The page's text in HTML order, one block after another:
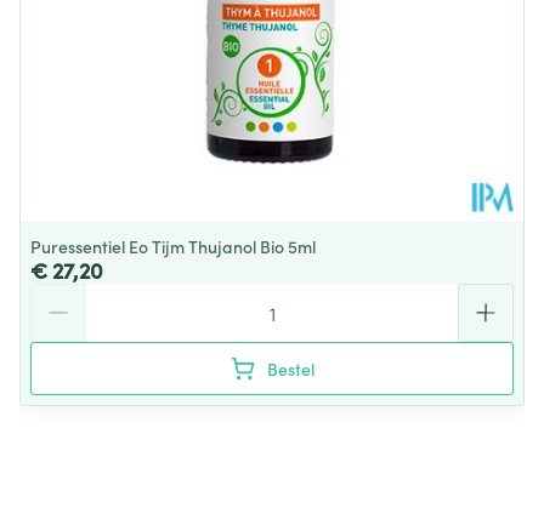
Puressentiel Eo Tijm Thujanol Bio 5ml
€ 27,20
Bestel